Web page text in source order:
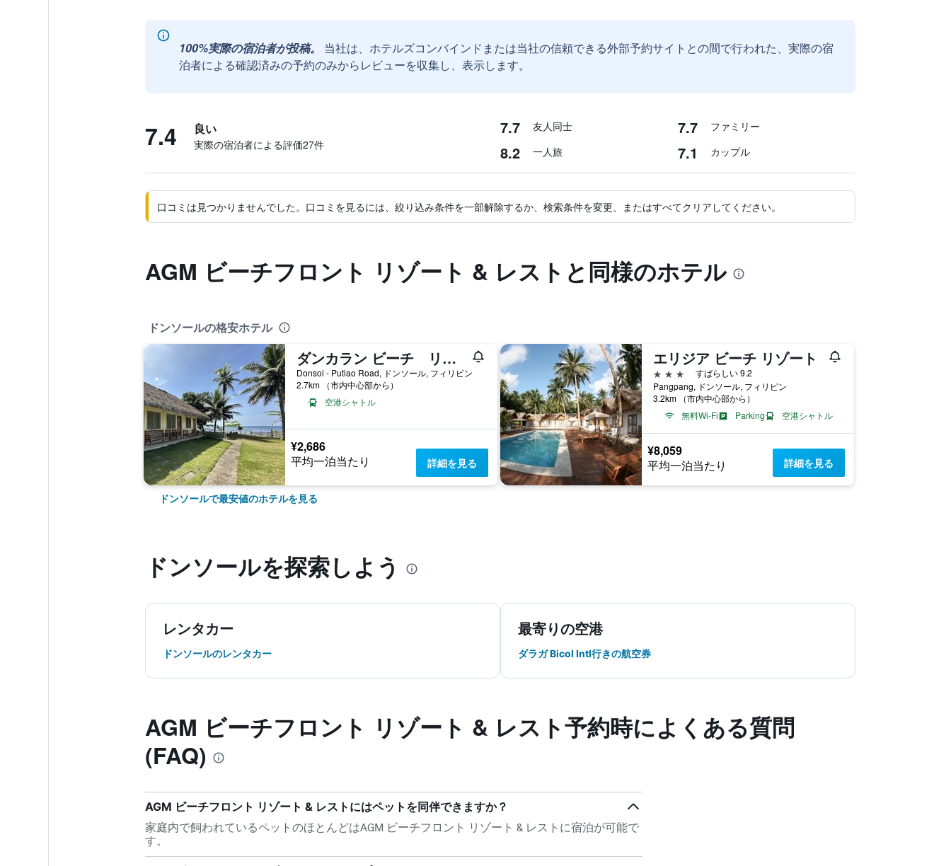
100%実際の宿泊者が投稿。
当社は、ホテルズコンバインドまたは当社の信頼できる外部予約サイトとの間で行われた、実際の宿
泊者による確認済みの予約のみからレビューを収集し、表示します。
7.4 良い
実際の宿泊者による評価27​件
7.7 友人同士 7.7 ファミリー
8.2 一人旅 7.1 カップル
口コミは見つかりませんでした。口コミを見るには、絞り込み条件を一部解除するか、検索条件を変更、またはすべてクリアしてください。
AGM ビーチフロント リゾート & レストと同様のホテル
ドンソールの格安ホテル
ダンカラン ビーチ リゾート
Donsol - Putiao Road, ドンソール, フィリピン
2.7km （市内中心部から）
空港シャトル
¥2,686
平均一泊当たり 詳細を見る
エリジア ビーチ リゾート
3つ星
すばらしい 9.2
Pangpang, ドンソール, フィリピン
3.2km （市内中心部から）
無料Wi-Fi
Parking 空港シャトル
¥8,059
平均一泊当たり 詳細を見る
ドンソールで最安値のホテルを見る
ドンソール​を探索しよう
レンタカー
ドンソールのレンタカー
最寄りの空港
ダラガ Bicol Intl行きの航空券
AGM ビーチフロント リゾート & レスト予約時によくある質問
(FAQ)
AGM ビーチフロント リゾート & レストにはペットを同伴できますか？
家庭内で飼われているペットのほとんどはAGM ビーチフロント リゾート & レストに宿泊が可能で
す。